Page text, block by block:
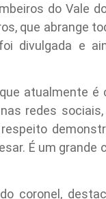
do Vale
que abrange
divulgada e
atualmente
redes
É um
coronel,